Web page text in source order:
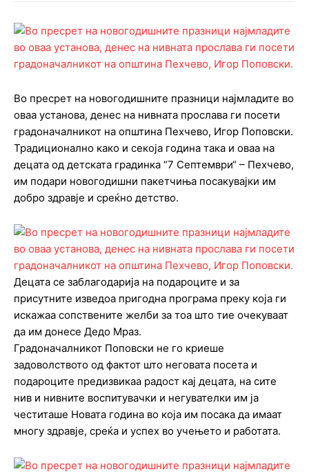
Во пресрет на новогодишните празници најмладите во
оваа установа, денес на нивната прослава ги посети
градоначалникот на општина Пехчево, Игор Поповски.
Традиционално како и секоја година така и оваа на
децата од детската градинка “7 Септември“ – Пехчево,
им подари новогодишни пакетчиња посакувајки им
добро здравје и среќно детство.
Децата се заблагодарија на подароците и за
присутните изведоа пригодна програма преку која ги
искажаа сопствените желби за тоа што тие очекуваат
да им донесе Дедо Мраз.
Градоначалникот Поповски не го криеше
задоволството од фактот што неговата посета и
подароците предизвикаа радост кај децата, на сите
нив и нивните воспитувачки и негувателки им ја
честиташе Новата година во која им посака да имаат
многу здравје, среќа и успех во учењето и работата.